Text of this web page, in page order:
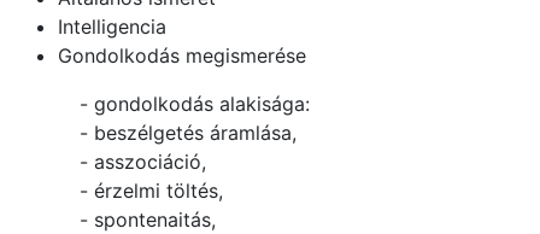
Intelligencia
Gondolkodás megismerése
- gondolkodás alakisága:
- beszélgetés áramlása,
- asszociáció,
- érzelmi töltés,
- spontenaitás,